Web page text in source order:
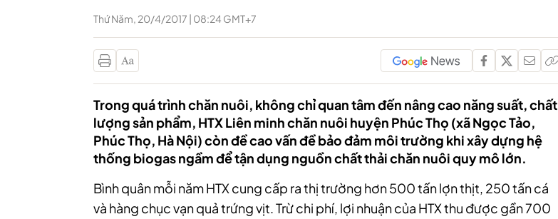
Thứ Năm, 20/4/2017 | 08:24 GMT+7
Trong quá trình chăn nuôi, không chỉ quan tâm đến nâng cao năng suất, chất
lượng sản phẩm, HTX Liên minh chăn nuôi huyện Phúc Thọ (xã Ngọc Tảo,
Phúc Thọ, Hà Nội) còn đề cao vấn đề bảo đảm môi trường khi xây dựng hệ
thống biogas ngầm để tận dụng nguồn chất thải chăn nuôi quy mô lớn.
Bình quân mỗi năm HTX cung cấp ra thị trường hơn 500 tấn lợn thịt, 250 tấn cá
và hàng chục vạn quả trứng vịt. Trừ chi phí, lợi nhuận của HTX thu được gần 700